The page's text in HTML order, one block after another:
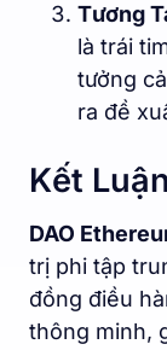
Tương
là trái
tưởng
ra đề
Kết Luận
DAO
trị phi tập
đồng điều
thông minh,